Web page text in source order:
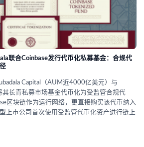
联合Coinbase发行代币化私募基金：合规代
Capital（AUM近4000亿美元）与
其长青私募市场基金代币化为受监管合规代
区块链作为运行网络，更直接购买该代币纳入
上市公司首次使用受监管代币化资产进行链上